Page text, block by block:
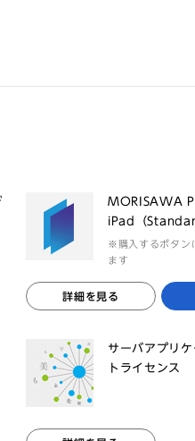
MORISAWA
iPad（
※購入するボタン
ます
詳細を見る
サーバアプリ
トライセンス